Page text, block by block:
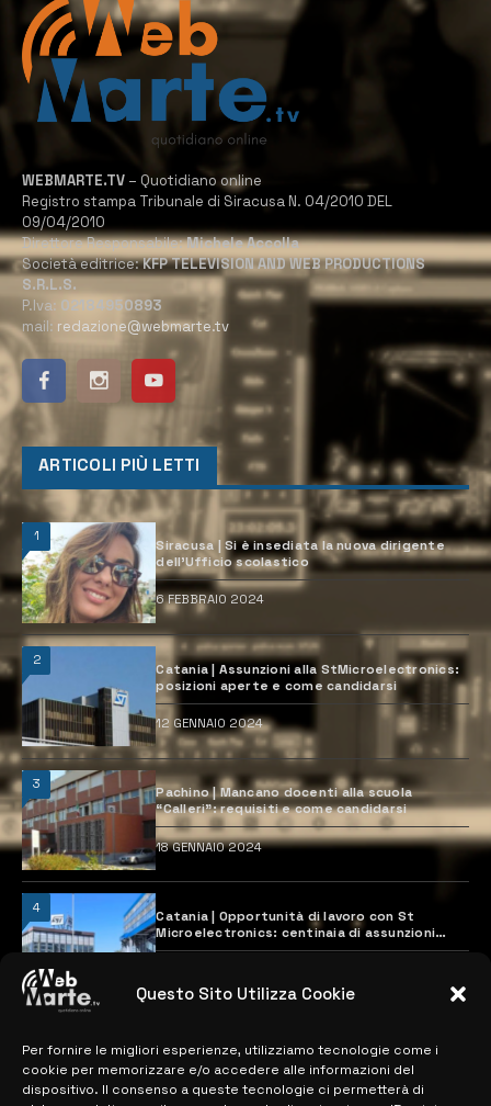
Questo Sito Utilizza Cookie
Per fornire le migliori esperienze, utilizziamo tecnologie come i
cookie per memorizzare e/o accedere alle informazioni del
dispositivo. Il consenso a queste tecnologie ci permetterà di
WEBMARTE.TV – Quotidiano online
Registro stampa Tribunale di Siracusa N. 04/2010 DEL
09/04/2010
Direttore Responsabile:Michele Accolla
Società editrice:KFP TELEVISION AND WEB PRODUCTIONS
S.R.L.S.
P.Iva: 02184950893
mail: redazione@webmarte.tv
ARTICOLI PIÙ LETTI
1
Siracusa | Si è insediata la nuova dirigente
dell’Ufficio scolastico
6 FEBBRAIO 2024
2
Catania | Assunzioni alla StMicroelectronics:
posizioni aperte e come candidarsi
12 GENNAIO 2024
3
Pachino | Mancano docenti alla scuola
“Calleri”: requisiti e come candidarsi
18 GENNAIO 2024
4
Catania | Opportunità di lavoro con St
Microelectronics: centinaia di assunzioni
previste
MAPPA DEL SITO